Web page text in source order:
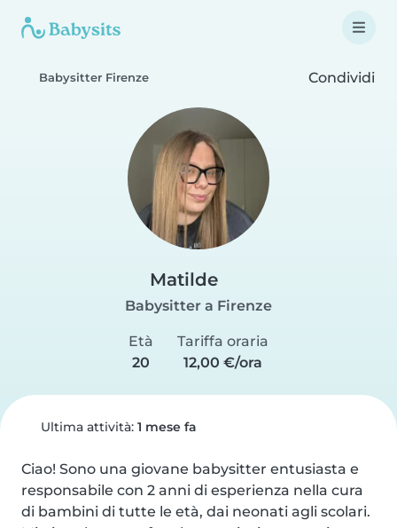
Babysitter Firenze Condividi
Matilde
Babysitter a Firenze
Età
20
Tariffa oraria
12,00 €/ora
Ultima attività: 1 mese fa
Ciao! Sono una giovane babysitter entusiasta e
responsabile con 2 anni di esperienza nella cura
di bambini di tutte le età, dai neonati agli scolari.